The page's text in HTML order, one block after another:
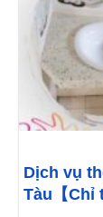
Dịch vụ
Tàu【Chỉ